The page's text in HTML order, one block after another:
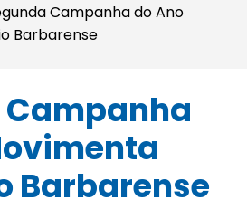
Campanha do Ano
Barbarense
Campanha
Barbarense